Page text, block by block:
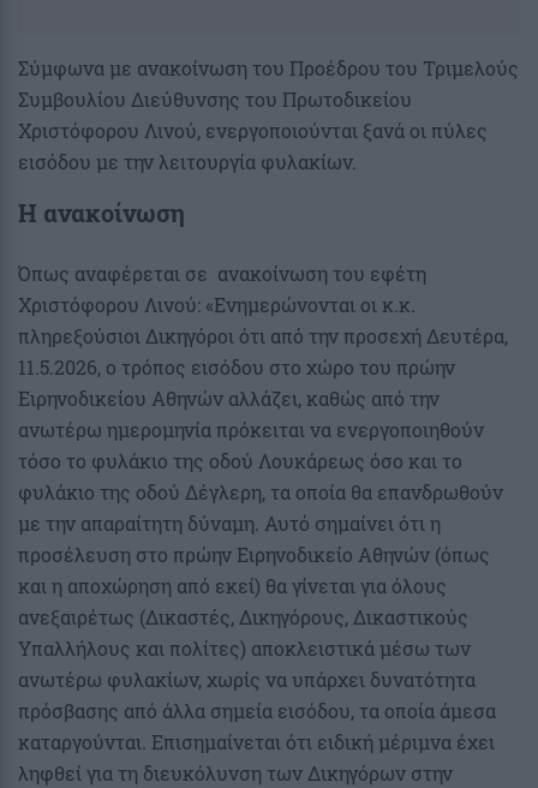
Σύμφωνα με ανακοίνωση του Προέδρου του Τριμελούς
Συμβουλίου Διεύθυνσης του Πρωτοδικείου
Χριστόφορου Λινού, ενεργοποιούνται ξανά οι πύλες
εισόδου με την λειτουργία φυλακίων.
Η ανακοίνωση
Όπως αναφέρεται σε ανακοίνωση του εφέτη
Χριστόφορου Λινού: «Ενημερώνονται οι κ.κ.
πληρεξούσιοι Δικηγόροι ότι από την προσεχή Δευτέρα,
11.5.2026, ο τρόπος εισόδου στο χώρο του πρώην
Ειρηνοδικείου Αθηνών αλλάζει, καθώς από την
ανωτέρω ημερομηνία πρόκειται να ενεργοποιηθούν
τόσο το φυλάκιο της οδού Λουκάρεως όσο και το
φυλάκιο της οδού Δέγλερη, τα οποία θα επανδρωθούν
με την απαραίτητη δύναμη. Αυτό σημαίνει ότι η
προσέλευση στο πρώην Ειρηνοδικείο Αθηνών (όπως
και η αποχώρηση από εκεί) θα γίνεται για όλους
ανεξαιρέτως (Δικαστές, Δικηγόρους, Δικαστικούς
Υπαλλήλους και πολίτες) αποκλειστικά μέσω των
ανωτέρω φυλακίων, χωρίς να υπάρχει δυνατότητα
πρόσβασης από άλλα σημεία εισόδου, τα οποία άμεσα
καταργούνται. Επισημαίνεται ότι ειδική μέριμνα έχει
ληφθεί για τη διευκόλυνση των Δικηγόρων στην